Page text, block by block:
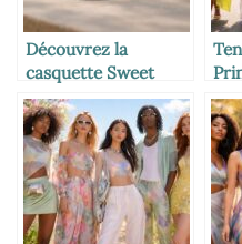
Découvrez la
casquette Sweet
Pant : l’accessoire
tendance et
décontracté
: